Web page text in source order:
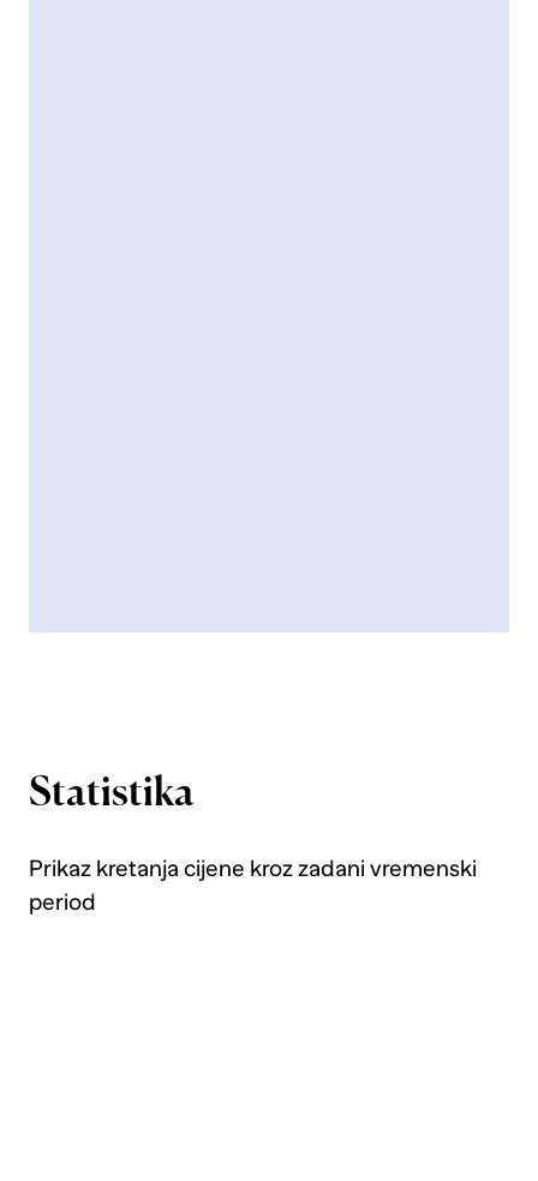
Statistika
Prikaz kretanja cijene kroz zadani vremenski
period